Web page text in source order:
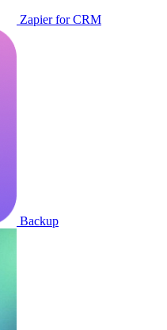
Zapier for CRM
Backup